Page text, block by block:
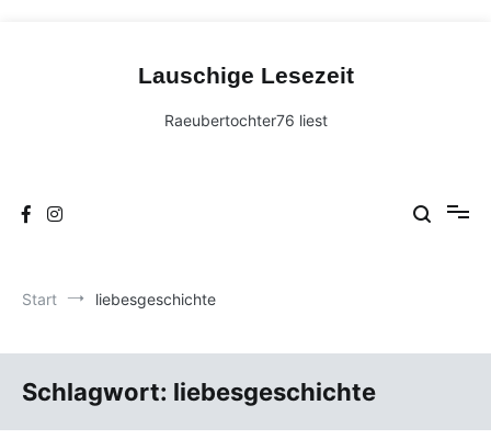
Lauschige Lesezeit
Raeubertochter76 liest
Start liebesgeschichte
Schlagwort: liebesgeschichte